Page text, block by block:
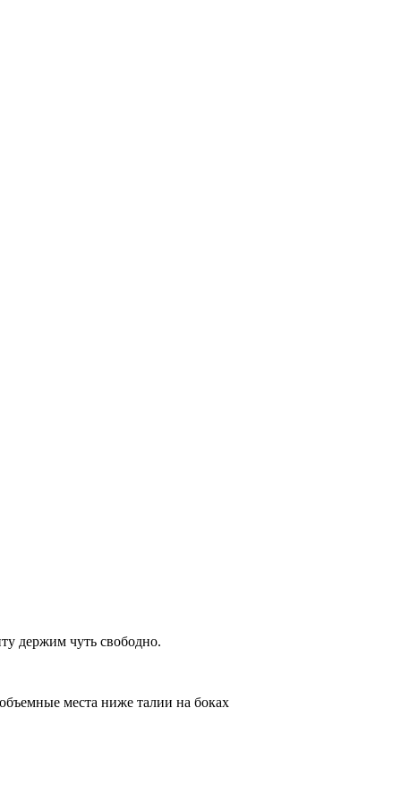
держим чуть свободно.
места ниже талии на боках